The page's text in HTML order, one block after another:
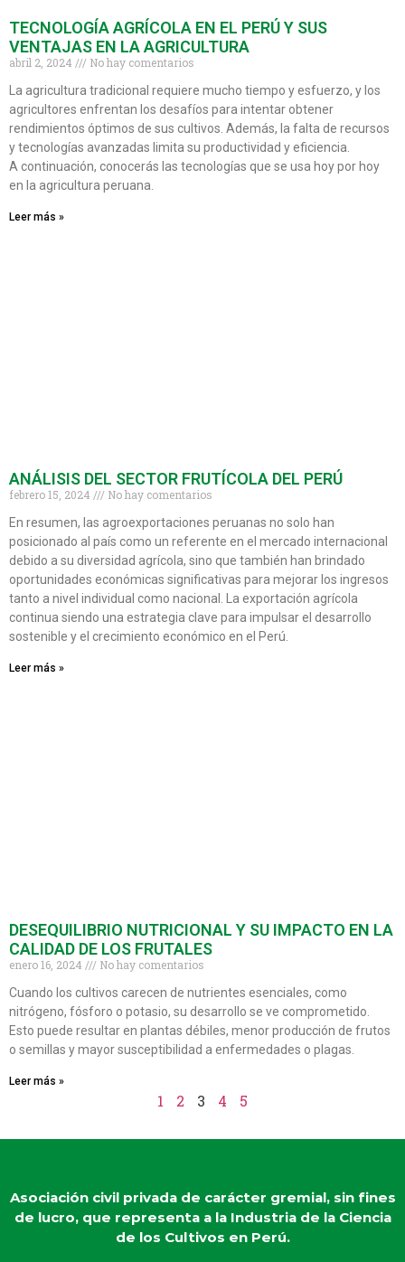
TECNOLOGÍA AGRÍCOLA EN EL PERÚ Y SUS
VENTAJAS EN LA AGRICULTURA
abril 2, 2024
No hay comentarios
La agricultura tradicional requiere mucho tiempo y esfuerzo, y los
agricultores enfrentan los desafíos para intentar obtener
rendimientos óptimos de sus cultivos. Además, la falta de recursos
y tecnologías avanzadas limita su productividad y eficiencia.
A continuación, conocerás las tecnologías que se usa hoy por hoy
en la agricultura peruana.
Leer más »
ANÁLISIS DEL SECTOR FRUTÍCOLA DEL PERÚ
febrero 15, 2024
No hay comentarios
En resumen, las agroexportaciones peruanas no solo han
posicionado al país como un referente en el mercado internacional
debido a su diversidad agrícola, sino que también han brindado
oportunidades económicas significativas para mejorar los ingresos
tanto a nivel individual como nacional. La exportación agrícola
continua siendo una estrategia clave para impulsar el desarrollo
sostenible y el crecimiento económico en el Perú.
Leer más »
DESEQUILIBRIO NUTRICIONAL Y SU IMPACTO EN LA
CALIDAD DE LOS FRUTALES
enero 16, 2024
No hay comentarios
Cuando los cultivos carecen de nutrientes esenciales, como
nitrógeno, fósforo o potasio, su desarrollo se ve comprometido.
Esto puede resultar en plantas débiles, menor producción de frutos
o semillas y mayor susceptibilidad a enfermedades o plagas.
Leer más »
1 2 3 4 5
Asociación civil privada de carácter gremial, sin fines
de lucro, que representa a la Industria de la Ciencia
de los Cultivos en Perú.